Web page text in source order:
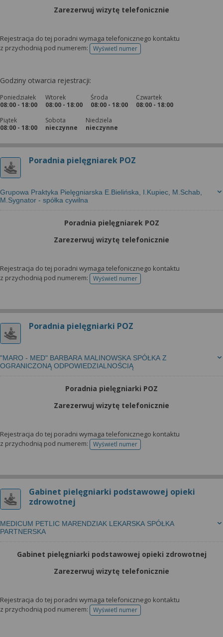
Zarezerwuj wizytę telefonicznie
Rejestracja do tej poradni wymaga telefonicznego kontaktu
z przychodnią pod numerem:
Wyświetl numertelefonu do rejestracji
Godziny otwarcia rejestracji:
Poniedziałek
08:00 - 18:00
Wtorek
08:00 - 18:00
Środa
08:00 - 18:00
Czwartek
08:00 - 18:00
Piątek
08:00 - 18:00
Sobota
nieczynne
Niedziela
nieczynne
Poradnia pielęgniarek POZ
Grupowa Praktyka Pielęgniarska E.Bielińska, I.Kupiec, M.Schab,
M.Sygnator - spółka cywilna
Poradnia pielęgniarek POZ
Zarezerwuj wizytę telefonicznie
Rejestracja do tej poradni wymaga telefonicznego kontaktu
z przychodnią pod numerem:
Wyświetl numertelefonu do rejestracji
Poradnia pielęgniarki POZ
"MARO - MED" BARBARA MALINOWSKA SPÓŁKA Z
OGRANICZONĄ ODPOWIEDZIALNOŚCIĄ
Poradnia pielęgniarki POZ
Zarezerwuj wizytę telefonicznie
Rejestracja do tej poradni wymaga telefonicznego kontaktu
z przychodnią pod numerem:
Wyświetl numertelefonu do rejestracji
Gabinet pielęgniarki podstawowej opieki
zdrowotnej
MEDICUM PETLIC MARENDZIAK LEKARSKA SPÓŁKA
PARTNERSKA
Gabinet pielęgniarki podstawowej opieki zdrowotnej
Zarezerwuj wizytę telefonicznie
Rejestracja do tej poradni wymaga telefonicznego kontaktu
z przychodnią pod numerem:
Wyświetl numertelefonu do rejestracji